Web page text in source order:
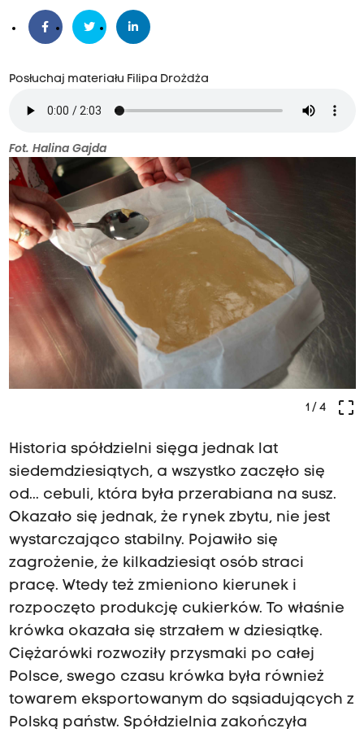
Posłuchaj materiału Filipa Drożdża
Fot. Halina Gajda
crop_free
1/ 4
Historia spółdzielni sięga jednak lat
siedemdziesiątych, a wszystko zaczęło się
od... cebuli, która była przerabiana na susz.
Okazało się jednak, że rynek zbytu, nie jest
wystarczająco stabilny. Pojawiło się
zagrożenie, że kilkadziesiąt osób straci
pracę. Wtedy też zmieniono kierunek i
rozpoczęto produkcję cukierków. To właśnie
krówka okazała się strzałem w dziesiątkę.
Ciężarówki rozwoziły przysmaki po całej
Polsce, swego czasu krówka była również
towarem eksportowanym do sąsiadujących z
Polską państw. Spółdzielnia zakończyła